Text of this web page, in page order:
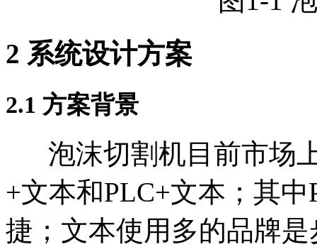
2 系统设计方案
2.1 方案背景
泡沫切割机目前市场
+文本和PLC+文本；其
捷；文本使用多的品牌